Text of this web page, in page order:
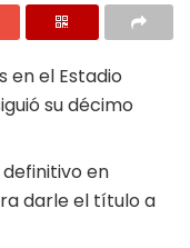
en el Estadio
su décimo
en
darle el título a